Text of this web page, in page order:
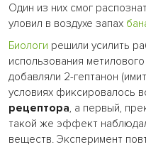
Один из них смог
уловил в воздухе запах
Биологи решили усилить
использования
добавляли 2-гептанон
условиях фиксировалось
рецептора, а первый,
такой же эффект
веществ. Эксперимент